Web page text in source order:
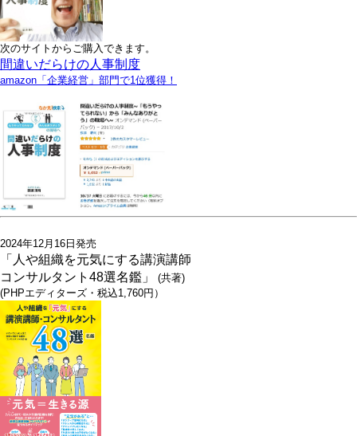
次のサイトからご購入できます。
間違いだらけの人事制度
amazon「企業経営」部門で1位獲得！
2024年12月16日発売
「人や組織を元気にする講演講師
コンサルタント48選名鑑」 (共著)
(PHPエディターズ・税込1,760円）